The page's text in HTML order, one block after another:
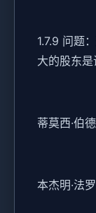
1.7.9 问题
大的股东是
蒂莫西·伯德
本杰明·法罗